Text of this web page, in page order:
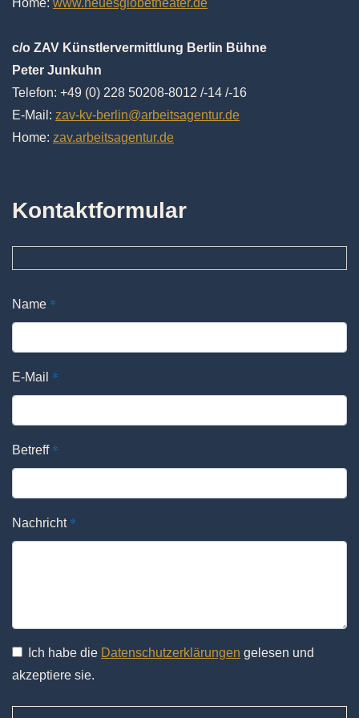
Home: www.neuesglobetheater.de
c/o ZAV Künstlervermittlung Berlin Bühne
Peter Junkuhn
Telefon: +49 (0) 228 50208-8012 /-14 /-16
E-Mail: zav-kv-berlin@arbeitsagentur.de
Home: zav.arbeitsagentur.de
Kontaktformular
Name *
E-Mail *
Betreff *
Nachricht *
Ich habe die Datenschutzerklärungen gelesen und
akzeptiere sie.